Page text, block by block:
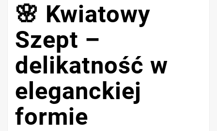
🌸 Kwiatowy
Szept –
delikatność w
eleganckiej
formie